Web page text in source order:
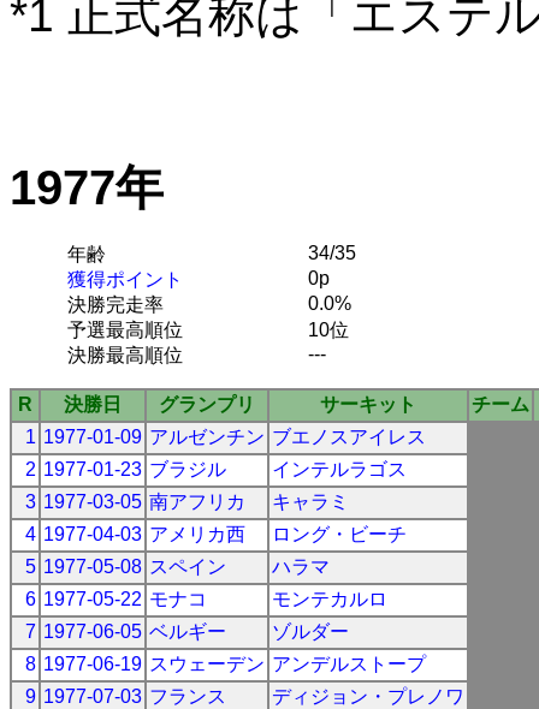
*1 正式名称は「エステ
1977年
年齢
34/35
獲得ポイント
0p
決勝完走率
0.0%
予選最高順位
10位
決勝最高順位
---
R 決勝日 グランプリ サーキット
チーム
1 1977-01-09 アルゼンチン ブエノスアイレス
2 1977-01-23 ブラジル
インテルラゴス
3 1977-03-05 南アフリカ
キャラミ
4 1977-04-03 アメリカ西
ロング・ビーチ
5 1977-05-08 スペイン
ハラマ
6 1977-05-22 モナコ
モンテカルロ
7 1977-06-05 ベルギー
ゾルダー
8 1977-06-19 スウェーデン アンデルストープ
9 1977-07-03 フランス
ディジョン・プレノワ